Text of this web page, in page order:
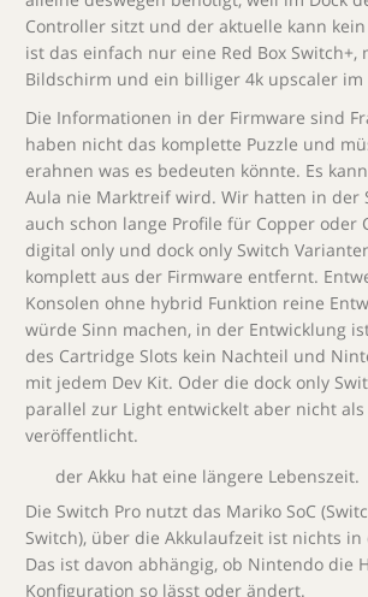
Controller sitzt und der aktuelle kann kein
ist das einfach nur eine Red Box Switch+,
Bildschirm und ein billiger 4k upscaler im
Die Informationen in der Firmware sind
haben nicht das komplette Puzzle und
erahnen was es bedeuten könnte. Es
Aula nie Marktreif wird. Wir hatten in der
auch schon lange Profile für Copper oder
digital only und dock only Switch
komplett aus der Firmware entfernt.
Konsolen ohne hybrid Funktion reine
würde Sinn machen, in der Entwicklung
des Cartridge Slots kein Nachteil und
mit jedem Dev Kit. Oder die dock only
parallel zur Light entwickelt aber nicht
veröffentlicht.
der Akku hat eine längere Lebenszeit.
Die Switch Pro nutzt das Mariko SoC
Switch), über die Akkulaufzeit ist nichts in
Das ist davon abhängig, ob Nintendo die
Konfiguration so lässt oder ändert.